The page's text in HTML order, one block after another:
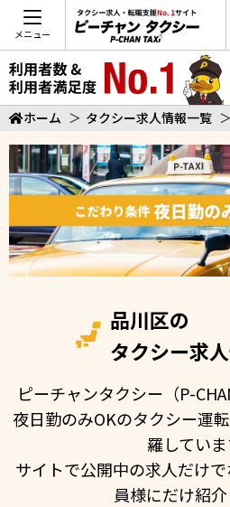
メニュー
ホーム ＞ タクシー求人情報一覧 ＞
品川区の
タクシー求
ピーチャンタクシー（P-
夜日勤のみOKのタクシー運
羅していま
サイトで公開中の求人だけ
員様にだけ紹介